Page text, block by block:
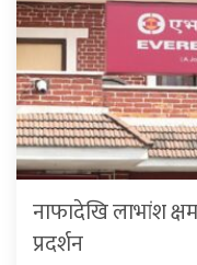
नाफादेखि लाभांश
प्रदर्शन